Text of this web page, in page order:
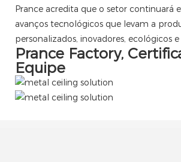
Prance acredita que o setor continuará
avanços tecnológicos que levam a
personalizados, inovadores, ecológicos
Prance Factory,
Equipe